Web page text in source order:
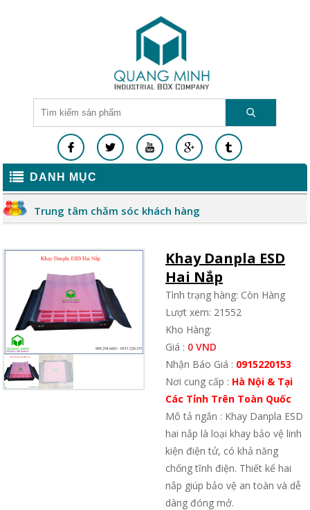
DANH MỤC
Trung tâm chăm sóc khách hàng
Khay Danpla ESD
Hai Nắp
Tình trạng hàng: Còn Hàng
Lượt xem: 21552
Kho Hàng:
Giá : 0 VND
Nhận Báo Giá : 0915220153
Nơi cung cấp : Hà Nội & Tại
Các Tỉnh Trên Toàn Quốc
Mô tả ngắn : Khay Danpla ESD
hai nắp là loại khay bảo vệ linh
kiện điện tử, có khả năng
chống tĩnh điện. Thiết kế hai
nắp giúp bảo vệ an toàn và dễ
dàng đóng mở.